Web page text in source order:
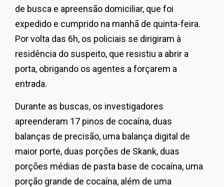
de busca e apreensão domiciliar, que foi
expedido e cumprido na manhã de quinta-feira.
Por volta das 6h, os policiais se dirigiram à
residência do suspeito, que resistiu a abrir a
porta, obrigando os agentes a forçarem a
entrada.
Durante as buscas, os investigadores
apreenderam 17 pinos de cocaína, duas
balanças de precisão, uma balança digital de
maior porte, duas porções de Skank, duas
porções médias de pasta base de cocaína, uma
porção grande de cocaína, além de uma